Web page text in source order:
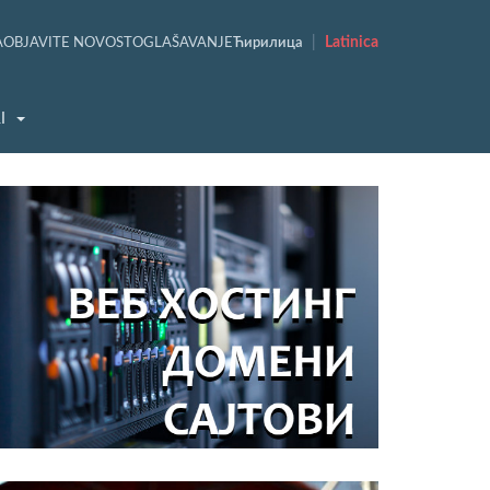
OBJAVITE NOVOST OGLAŠAVANJE Ћирилица Latinica